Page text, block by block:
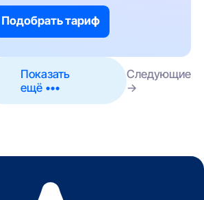
Подобрать тариф
Показать
ещё •••
Следующие
→